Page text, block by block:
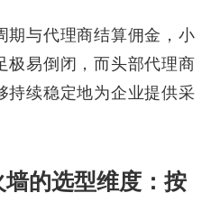
期与代理商结算佣金，小
极易倒闭，而头部代理商
持续稳定地为企业提供采
的选型维度：按